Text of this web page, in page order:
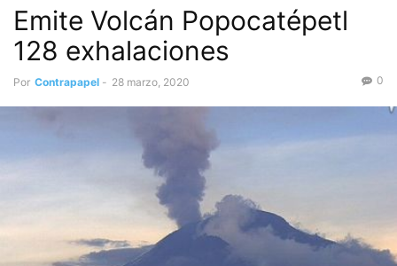
Emite Volcán Popocatépetl
128 exhalaciones
Por Contrapapel - 28 marzo, 2020 0